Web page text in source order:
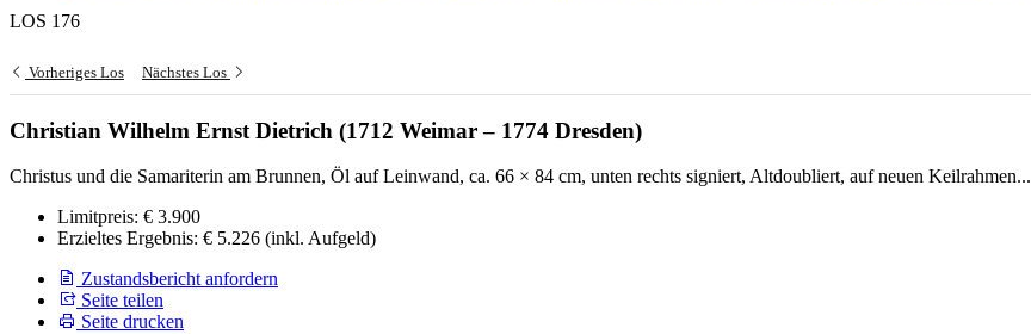
LOS 176
Vorheriges Los Nächstes Los
Christian Wilhelm Ernst Dietrich (1712 Weimar – 1774 Dresden)
Christus und die Samariterin am Brunnen, Öl auf Leinwand, ca. 66 × 84 cm, unten rechts signiert, Altdoubliert, auf neuen Keilrahmen...
Limitpreis: € 3.900
Erzieltes Ergebnis: € 5.226 (inkl. Aufgeld)
Zustandsbericht anfordern
Seite teilen
Seite drucken